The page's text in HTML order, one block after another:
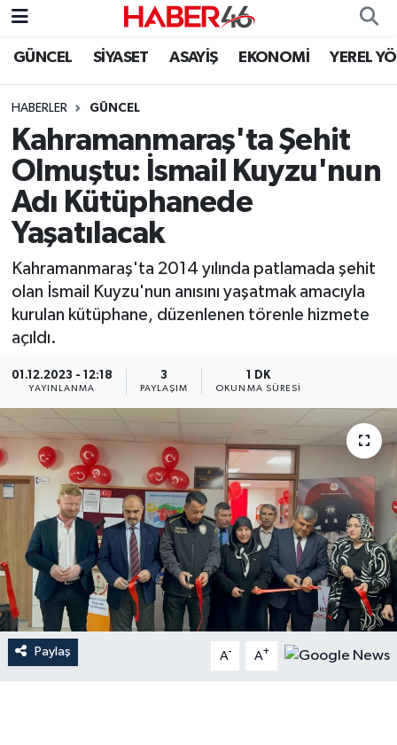
GÜNCEL SİYASET ASAYİŞ EKONOMİ YEREL
HABERLER GÜNCEL
Kahramanmaraş'ta Şehit
Olmuştu: İsmail Kuyzu'nun
Adı Kütüphanede
Yaşatılacak
Kahramanmaraş'ta 2014 yılında patlamada şehit
olan İsmail Kuyzu'nun anısını yaşatmak amacıyla
kurulan kütüphane, düzenlenen törenle hizmete
açıldı.
01.12.2023 - 12:18
YAYINLANMA
3
PAYLAŞIM
1 DK
OKUNMA SÜRESI
Paylaş A- A+
GÜNCEL
SİYASET
EKONOMİ
SPOR
YAŞAM
TEKNOLOJİ
SAĞLIK
EĞİTİM
İLÇE HABERLERİ
KÜLTÜR-SANAT
KSÜ
DÜNYA
ROPORTAJ
MAGAZİN
Nöbetçi Eczaneler
Hava Durumu
Kahramanmaraş Namaz Vakitleri
Trafik Durumu
Süper Lig Puan Durumu ve Fikstür
Tüm Manşetler
Son Dakika Haberleri
Haber Arşivi